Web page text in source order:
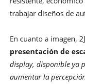
trabajar diseños de
En cuanto a imagen,
presentación de
display, disponible ya
aumentar la